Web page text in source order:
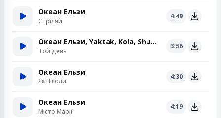
Океан Ельзи
Стріляй
4:49
Океан Ельзи, Yaktak, Kola, Shumei, Jerry Heil
Той день
3:56
Океан Ельзи
Як Ніколи
4:30
Океан Ельзи
Місто Марії
4:19